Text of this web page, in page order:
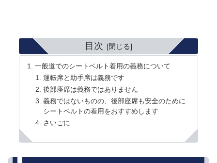
目次
一般道でのシートベルト着用の義務について
運転席と助手席は義務です
後部座席は義務ではありません
義務ではないものの、後部座席も安全のために
シートベルトの着用をおすすめします
さいごに